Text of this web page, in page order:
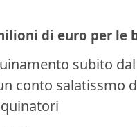
di euro per le
subito
conto salatissmo